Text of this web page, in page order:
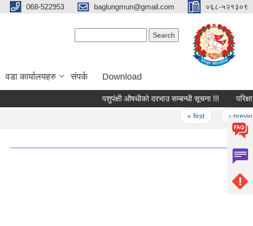
068-522953 baglungmun@gmail.com ०६८-५२१३०९
वडा कार्यालयहरु संपर्क Download
पशुपंक्षी औषधीको दरभाउ सम्बन्धी सूचना !!! परिक्षा
« first ‹ previous